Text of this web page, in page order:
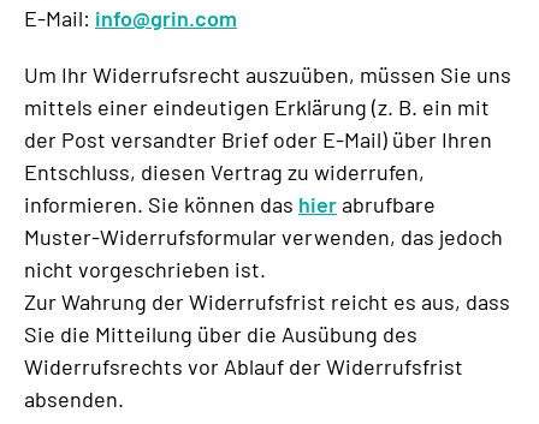
E-Mail: info@grin.com
Um Ihr Widerrufsrecht auszuüben, müssen Sie uns
mittels einer eindeutigen Erklärung (z. B. ein mit
der Post versandter Brief oder E-Mail) über Ihren
Entschluss, diesen Vertrag zu widerrufen,
informieren. Sie können das hierabrufbare
Muster-Widerrufsformular verwenden, das jedoch
nicht vorgeschrieben ist.
Zur Wahrung der Widerrufsfrist reicht es aus, dass
Sie die Mitteilung über die Ausübung des
Widerrufsrechts vor Ablauf der Widerrufsfrist
absenden.